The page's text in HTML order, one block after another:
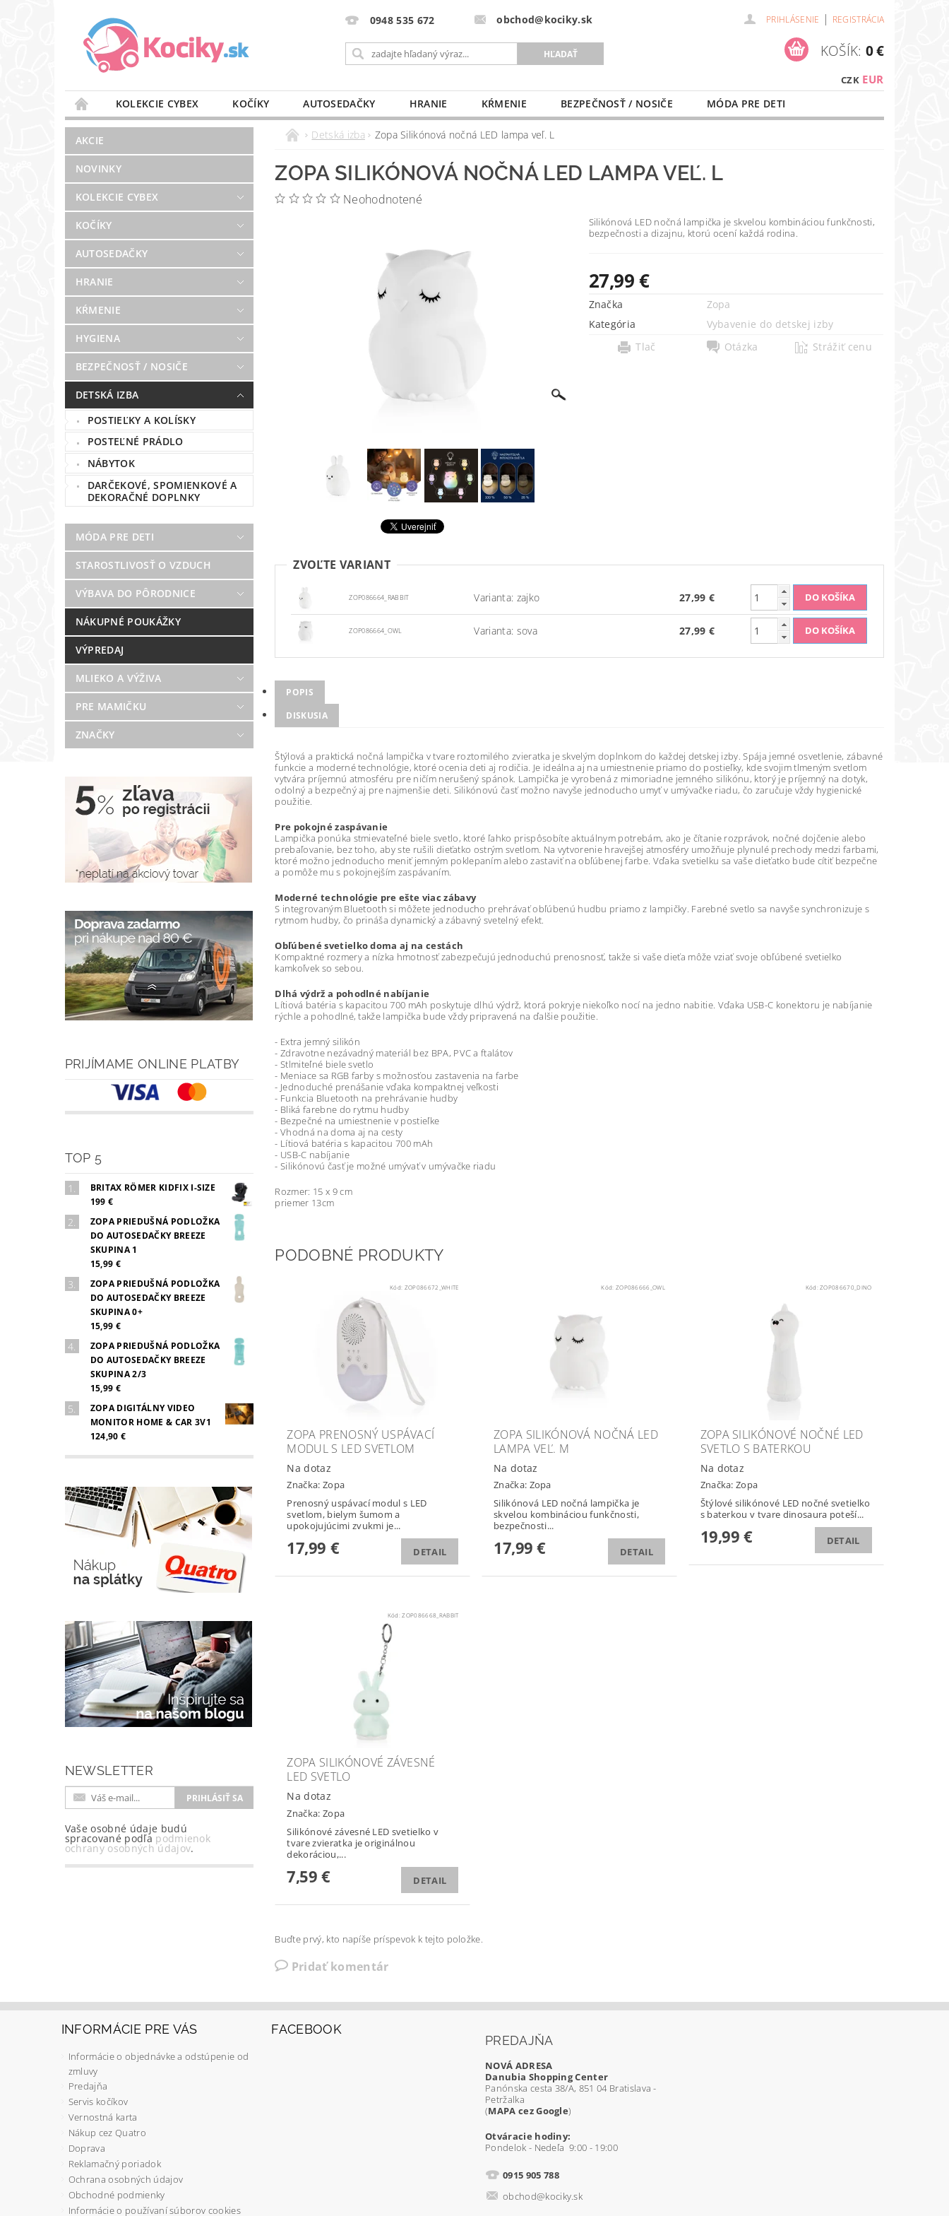
0948 535 672 obchod@kociky.sk PRIHLÁSENIE | REGISTRÁCIA
CZK EUR
KOŠÍK: 0 €
KOLEKCIE CYBEX KOČÍKY AUTOSEDAČKY HRANIE KŔMENIE BEZPEČNOSŤ / NOSIČE
MÓDA PRE DETI
STAROSTLIVOSŤ O VZDUCH
VÝBAVA DO PÔRODNICE MLIEKO A VÝŽIVA PRE MAMIČKU
BLOG
PREDAJŇA KONTAKT
AKCIE
NOVINKY
KOLEKCIE CYBEX
KOČÍKY
AUTOSEDAČKY
HRANIE
KŔMENIE
HYGIENA
BEZPEČNOSŤ / NOSIČE
DETSKÁ IZBA
POSTIEĽKY A KOLÍSKY
POSTEĽNÉ PRÁDLO
NÁBYTOK
DARČEKOVÉ, SPOMIENKOVÉ A
DEKORAČNÉ DOPLNKY
MÓDA PRE DETI
STAROSTLIVOSŤ O VZDUCH
VÝBAVA DO PÔRODNICE
NÁKUPNÉ POUKÁŽKY
VÝPREDAJ
MLIEKO A VÝŽIVA
PRE MAMIČKU
ZNAČKY
PRIJÍMAME ONLINE PLATBY
TOP 5
BRITAX RÖMER KIDFIX I-SIZE
199 €
ZOPA PRIEDUŠNÁ PODLOŽKA
DO AUTOSEDAČKY BREEZE
SKUPINA 1
15,99 €
ZOPA PRIEDUŠNÁ PODLOŽKA
DO AUTOSEDAČKY BREEZE
SKUPINA 0+
15,99 €
ZOPA PRIEDUŠNÁ PODLOŽKA
DO AUTOSEDAČKY BREEZE
SKUPINA 2/3
15,99 €
ZOPA DIGITÁLNY VIDEO
MONITOR HOME & CAR 3V1
124,90 €
NEWSLETTER
Vaše osobné údaje budú
spracované podľa podmienok
ochrany osobných údajov.
Detská izba Zopa Silikónová nočná LED lampa veľ. L
ZOPA SILIKÓNOVÁ NOČNÁ LED LAMPA VEĽ. L
Neohodnotené
Silikónová LED nočná lampička je skvelou kombináciou funkčnosti,
bezpečnosti a dizajnu, ktorú ocení každá rodina.
27,99 €
Značka
Zopa
Kategória
Vybavenie do detskej izby
Tlač
Otázka Strážiť cenu
ZVOĽTE VARIANT
ZOP086664_RABBIT Varianta: zajko 27,99 €
ZOP086664_OWL Varianta: sova 27,99 €
POPIS
DISKUSIA
Štýlová a praktická nočná lampička v tvare roztomilého zvieratka je skvelým doplnkom do každej detskej izby. Spája jemné osvetlenie, zábavné
funkcie a moderné technológie, ktoré ocenia deti aj rodičia. Je ideálna aj na umiestnenie priamo do postieľky, kde svojim tlmeným svetlom
vytvára príjemnú atmosféru pre ničím nerušený spánok. Lampička je vyrobená z mimoriadne jemného silikónu, ktorý je príjemný na dotyk,
odolný a bezpečný aj pre najmenšie deti. Silikónovú časť možno navyše jednoducho umyť v umývačke riadu, čo zaručuje vždy hygienické
použitie.
Pre pokojné zaspávanie
Lampička ponúka stmievateľné biele svetlo, ktoré ľahko prispôsobíte aktuálnym potrebám, ako je čítanie rozprávok, nočné dojčenie alebo
prebaľovanie, bez toho, aby ste rušili dieťatko ostrým svetlom. Na vytvorenie hravejšej atmosféry umožňuje plynulé prechody medzi farbami,
ktoré možno jednoducho meniť jemným poklepaním alebo zastaviť na obľúbenej farbe. Vďaka svetielku sa vaše dieťatko bude cítiť bezpečne
a pomôže mu s pokojnejším zaspávaním.
Moderné technológie pre ešte viac zábavy
S integrovaným Bluetooth si môžete jednoducho prehrávať obľúbenú hudbu priamo z lampičky. Farebné svetlo sa navyše synchronizuje s
rytmom hudby, čo prináša dynamický a zábavný svetelný efekt.
Obľúbené svetielko doma aj na cestách
Kompaktné rozmery a nízka hmotnosť zabezpečujú jednoduchú prenosnosť, takže si vaše dieťa môže vziať svoje obľúbené svetielko
kamkoľvek so sebou.
Dlhá výdrž a pohodlné nabíjanie
Lítiová batéria s kapacitou 700 mAh poskytuje dlhú výdrž, ktorá pokryje niekoľko nocí na jedno nabitie. Vďaka USB-C konektoru je nabíjanie
rýchle a pohodlné, takže lampička bude vždy pripravená na ďalšie použitie.
- Extra jemný silikón
- Zdravotne nezávadný materiál bez BPA, PVC a ftalátov
- Stlmiteľné biele svetlo
- Meniace sa RGB farby s možnosťou zastavenia na farbe
- Jednoduché prenášanie vďaka kompaktnej veľkosti
- Funkcia Bluetooth na prehrávanie hudby
- Bliká farebne do rytmu hudby
- Bezpečné na umiestnenie v postieľke
- Vhodná na doma aj na cesty
- Lítiová batéria s kapacitou 700 mAh
- USB-C nabíjanie
- Silikónovú časť je možné umývať v umývačke riadu
Rozmer: 15 x 9 cm
priemer 13cm
PODOBNÉ PRODUKTY
Kód: ZOP086672_WHITE
ZOPA PRENOSNÝ USPÁVACÍ
MODUL S LED SVETLOM
Na dotaz
Značka: Zopa
Prenosný uspávací modul s LED
svetlom, bielym šumom a
upokojujúcimi zvukmi je...
17,99 € DETAIL
Kód: ZOP086666_OWL
ZOPA SILIKÓNOVÁ NOČNÁ LED
LAMPA VEĽ. M
Na dotaz
Značka: Zopa
Silikónová LED nočná lampička je
skvelou kombináciou funkčnosti,
bezpečnosti...
17,99 € DETAIL
Kód:ZOP086670_DINO
ZOPA SILIKÓNOVÉ NOČNÉ LED
SVETLO S BATERKOU
Na dotaz
Značka:Zopa
Štýlové silikónové LED nočné svetielko
s baterkou v tvare dinosaura poteší...
19,99 € DETAIL
Kód:ZOP086668_RABBIT
ZOPA SILIKÓNOVÉ ZÁVESNÉ
LED SVETLO
Na dotaz
Značka: Zopa
Silikónové závesné LED svetielko v
tvare zvieratka je originálnou
dekoráciou,...
7,59 € DETAIL
Buďte prvý, kto napíše príspevok k tejto položke.
Pridať komentár
INFORMÁCIE PRE VÁS
Informácie o objednávke a odstúpenie od
zmluvy
Predajňa
Servis kočíkov
Vernostná karta
Nákup cez Quatro
Doprava
Reklamačný poriadok
Ochrana osobných údajov
Obchodné podmienky
Informácie o používaní súborov cookies
FACEBOOK
PREDAJŇA
NOVÁ ADRESA
Danubia Shopping Center
Panónska cesta 38/A, 851 04 Bratislava -
Petržalka
(MAPA cez Google)
Otváracie hodiny:
Pondelok - Nedeľa 9:00 - 19:00
0915 905 788
obchod@kociky.sk